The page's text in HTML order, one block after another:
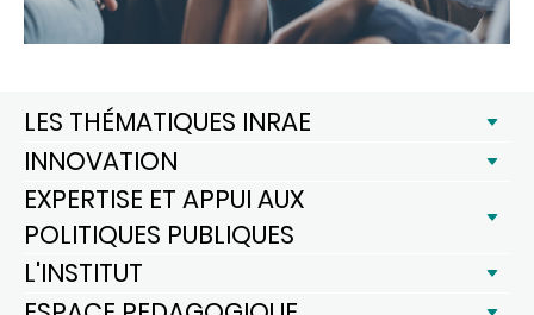
LES THÉMATIQUES INRAE
INNOVATION
EXPERTISE ET APPUI AUX
POLITIQUES PUBLIQUES
L'INSTITUT